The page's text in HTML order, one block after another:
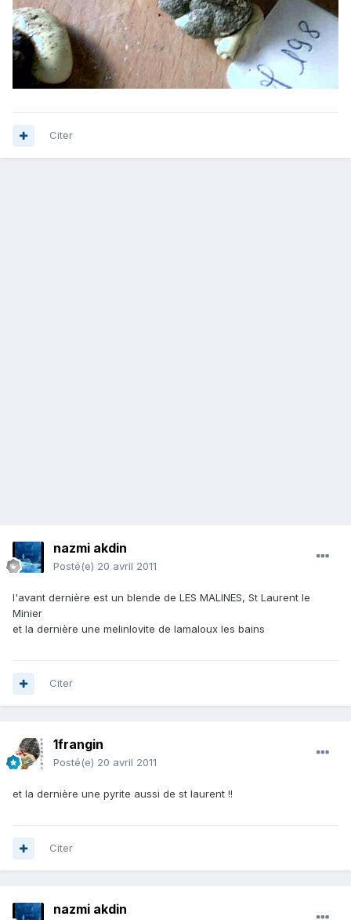
Citer
nazmi akdin
Posté(e) 20 avril 2011
l'avant dernière est un blende de LES MALINES, St Laurent le
Minier
et la dernière une melinlovite de lamaloux les bains
Citer
1frangin
Posté(e) 20 avril 2011
et la dernière une pyrite aussi de st laurent !!
Citer
nazmi akdin